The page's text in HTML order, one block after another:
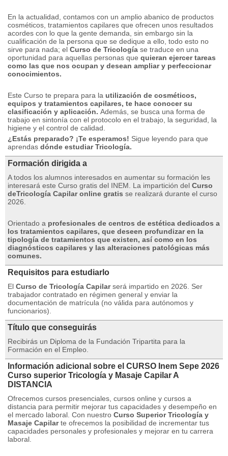
En la actualidad, contamos con un amplio abanico de productos
cosméticos, tratamientos capilares que ofrecen unos resultados
acordes con lo que la gente demanda, sin embargo sin la
cualificación de la persona que se dedique a ello, todo esto no
sirve para nada; el Curso de Tricología se traduce en una
oportunidad para aquellas personas que quieran ejercer tareas
como las que nos ocupan y desean ampliar y perfeccionar
conocimientos.
Este Curso te prepara para la utilización de cosméticos,
equipos y tratamientos capilares, te hace conocer su
clasificación y aplicación. Además, se busca una forma de
trabajo en sintonía con el protocolo en el trabajo, la seguridad, la
higiene y el control de calidad.
¿Estás preparado? ¡Te esperamos! Sigue leyendo para que
aprendas dónde estudiar Tricología.
Formación dirigida a
A todos los alumnos interesados ​​​​en aumentar su formación les
interesará este Curso gratis del INEM. La impartición del Curso
deTricología Capilar online gratis se realizará durante el curso
2026.
Orientado a profesionales de centros de estética dedicados a
los tratamientos capilares, que deseen profundizar en la
tipología de tratamientos que existen, así como en los
diagnósticos capilares y las alteraciones patológicas más
comunes.
Requisitos para estudiarlo
El Curso de Tricología Capilarserá impartido en 2026. Ser
trabajador contratado en régimen general y enviar la
documentación de matrícula (no válida para autónomos y
funcionarios).
Título que conseguirás
Recibirás un Diploma de la Fundación Tripartita para la
Formación en el Empleo.
Información adicional sobre el CURSO Inem Sepe 2026
Curso superior Tricología y Masaje Capilar A
DISTANCIA
Ofrecemos cursos presenciales, cursos online y cursos a
distancia para permitir mejorar tus capacidades y desempeño en
el mercado laboral. Con nuestro Curso Superior Tricología y
Masaje Capilarte ofrecemos la posibilidad de incrementar tus
capacidades personales y profesionales y mejorar en tu carrera
laboral.